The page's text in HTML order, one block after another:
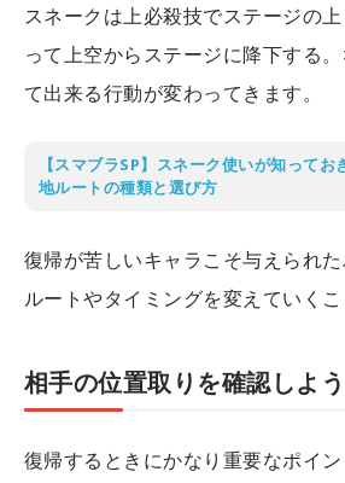
スネークは上必殺技でステージの
って上空からステージに降下する
て出来る行動が変わってきます。
【スマブラSP】スネーク使いが知って
地ルートの種類と選び方
復帰が苦しいキャラこそ与えられた
ルートやタイミングを変えていくこ
相手の位置取りを確認しよう
復帰するときにかなり重要なポイ